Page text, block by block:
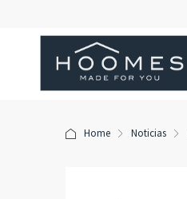
Home Noticias